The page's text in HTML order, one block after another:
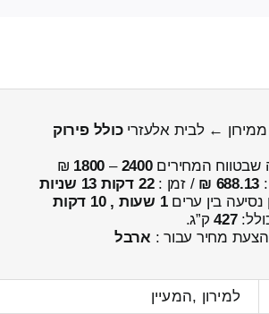
← לבית אלעזריכולל פירוק
המחירים2400
–
1800
₪
688.13 ₪ / זמן :22 דקות 13 שניות
נסיעה בין ערים1 שעות , 10 דקות
427ק”ג.
מחיר עבור : ארבל
למירון ,המעיין